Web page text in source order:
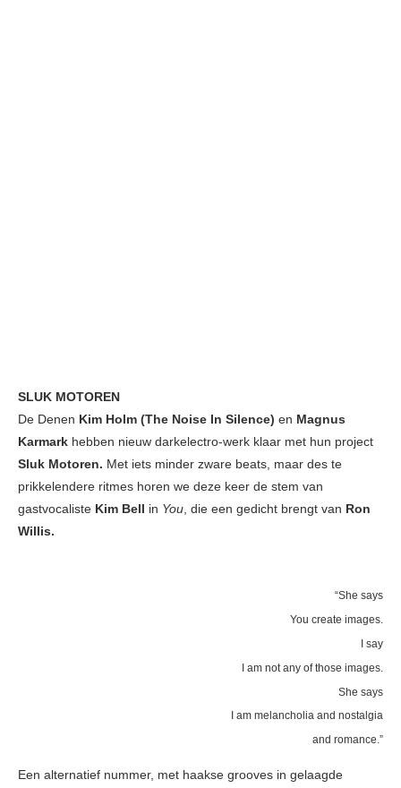
SLUK MOTOREN
De Denen Kim Holm (The Noise In Silence) en Magnus
Karmark hebben nieuw darkelectro-werk klaar met hun project
Sluk Motoren. Met iets minder zware beats, maar des te
prikkelendere ritmes horen we deze keer de stem van
gastvocaliste Kim Bell in You, die een gedicht brengt van Ron
Willis.
“She says
You create images.
I say
I am not any of those images.
She says
I am melancholia and nostalgia
and romance.”
Een alternatief nummer, met haakse grooves in gelaagde